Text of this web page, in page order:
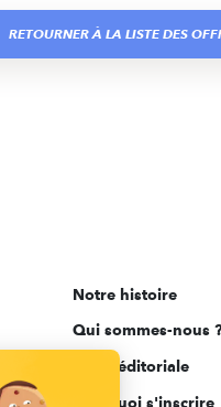
RETOURNER À LA LISTE DES
Notre histoire
Qui sommes-nous
Ligne éditoriale
Pourquoi s'inscrire